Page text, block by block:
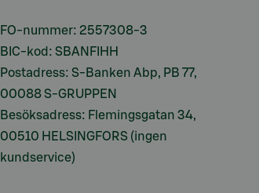
FO-nummer: 2557308-3
BIC-kod: SBANFIHH
Postadress: S-Banken Abp, PB 77,
00088 S-GRUPPEN
Besöksadress: Flemingsgatan 34,
00510 HELSINGFORS (ingen
kundservice)